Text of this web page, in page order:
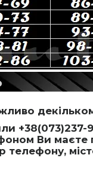
+38(073)237-
Ви маєте
телефону,